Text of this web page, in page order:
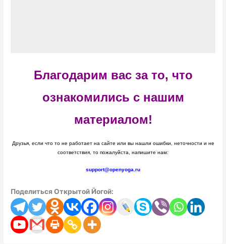
Благодарим вас за то, что
ознакомились с нашим
материалом!
Друзья, если что то не работает на сайте или вы нашли ошибки, неточности и не
соответствия, то пожалуйста, напишите нам:
support@openyoga.ru
Поделиться Открытой Йогой: